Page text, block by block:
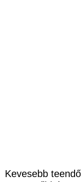
Kevesebb